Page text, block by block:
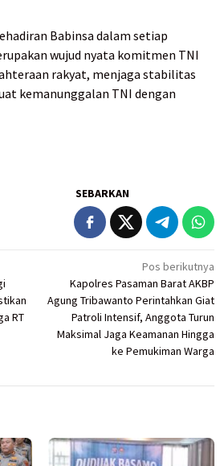
Babinsa dalam setiap
wujud nyata komitmen TNI
rakyat, menjaga stabilitas
kemanunggalan TNI dengan
SEBARKAN
RT
Pos berikutnya
Kapolres Pasaman Barat AKBP
Agung Tribawanto Perintahkan Giat
Patroli Intensif, Anggota Turun
Maksimal Jaga Keamanan Hingga
ke Pemukiman Warga